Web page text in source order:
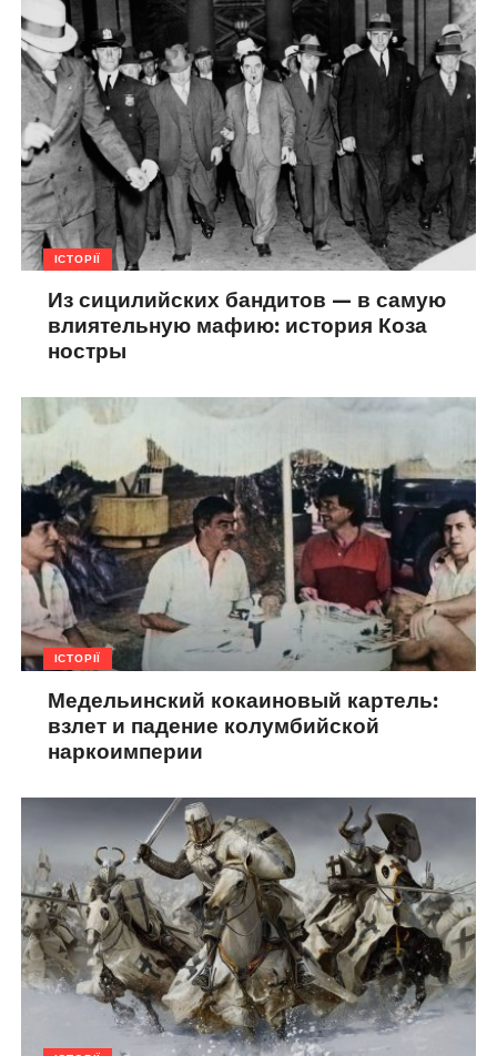
ІСТОРІЇ
Из сицилийских бандитов — в самую
влиятельную мафию: история Коза
ностры
ІСТОРІЇ
Медельинский кокаиновый картель:
взлет и падение колумбийской
наркоимперии